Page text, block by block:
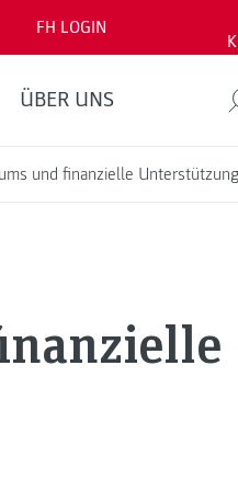
FH LOGIN
ÜBER UNS
und finanzielle Unterstützung